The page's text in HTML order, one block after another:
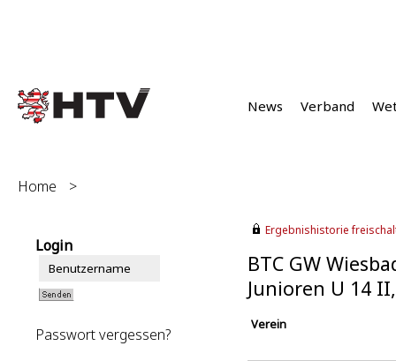
News Verband
Home >
Login
Passwort vergessen?
Ergebnishistorie
BTC GW
Junioren U 14
Verein